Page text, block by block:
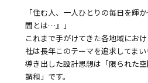
「住む人、一人ひとりの毎日を輝
間とは…』」
これまで手がけてきた各地域にお
社は長年このテーマを追求してまい
導き出した設計思想は「限られた
調和」です。